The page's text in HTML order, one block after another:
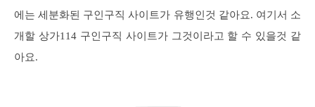
에는 세분화된 구인구직 사이트가 유행인것 같아요. 여기서 소
개할 상가114 구인구직 사이트가 그것이라고 할 수 있을것 같
아요.